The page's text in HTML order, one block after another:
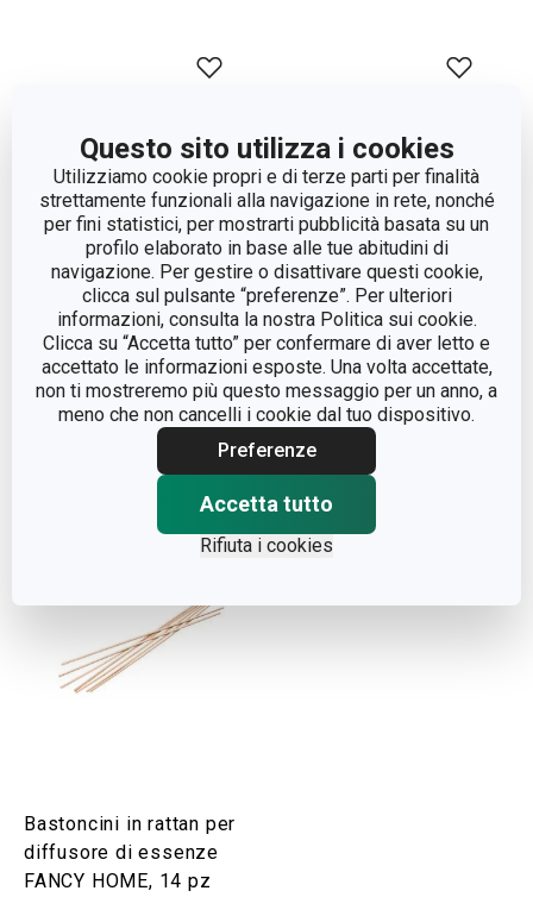
Questo sito utilizza i cookies
Utilizziamo cookie propri e di terze parti per finalità
strettamente funzionali alla navigazione in rete, nonché
per fini statistici, per mostrarti pubblicità basata su un
profilo elaborato in base alle tue abitudini di
navigazione. Per gestire o disattivare questi cookie,
clicca sul pulsante “preferenze”. Per ulteriori
informazioni, consulta la nostra Politica sui cookie.
Clicca su “Accetta tutto” per confermare di aver letto e
accettato le informazioni esposte. Una volta accettate,
non ti mostreremo più questo messaggio per un anno, a
meno che non cancelli i cookie dal tuo dispositivo.
Preferenze
Accetta tutto
Rifiuta i cookies
Candele tealight FANCY
HOME, 10 pz
Bastoncini per diffusori
di essenze FANCY
HOME, 6 pz, neri
Visualizza
Bastoncini in rattan per
diffusore di essenze
FANCY HOME, 14 pz